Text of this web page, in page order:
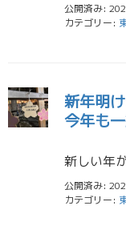
公開済み:
カテゴリー:
新年明
今年も
公開済み:
カテゴリー: